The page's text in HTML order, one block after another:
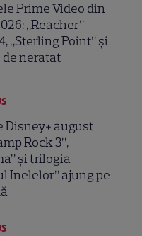
Prime Video din
„Reacher”
„Sterling Point” și
neratat
Disney+ august
Rock 3”,
și trilogia
Inelelor” ajung pe